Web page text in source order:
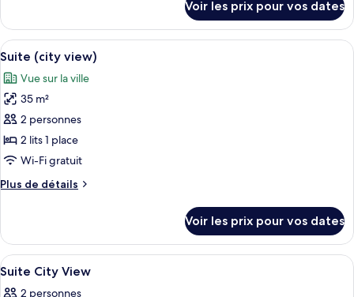
Supérieure
(garden
view)
le
type
de
chambre
Chambre
Double
Supérieure
(garden
view)
Voir les prix pour vos dates
Afficher
toutes
les
photos
pour
ce
type
chambre :
view)
Une chambre d’hôtel avec un lit,
6
Suite (city view)
Vue sur la ville
35 m²
2 personnes
2 lits 1 place
Wi-Fi gratuit
Plus de détails
Plus
le
type
de
Voir les prix pour vos dates
Afficher
toutes
Coffres-forts dans les chambres,
4
Suite City View
2 personnes